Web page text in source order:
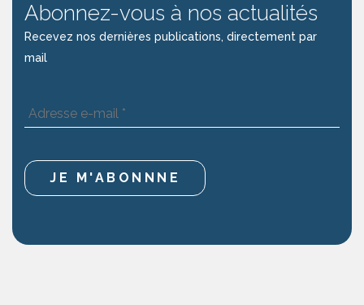
Abonnez-vous à nos actualités
Recevez nos dernières publications, directement par
mail
Adresse
e-
*